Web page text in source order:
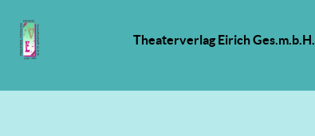
Theaterverlag Eirich Ges.m.b.H.